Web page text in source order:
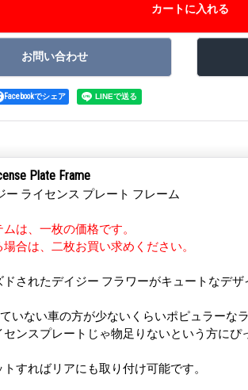
Facebookでシェア
Plate Frame
ー ライセンス プレート フレーム
は、一枚の価格です。
合は、二枚お買い求めください。
されたデイジー フラワーがキュートなデザ
いない車の方が少ないくらいポピュラーな
ンスプレートじゃ物足りないという方にぴ
すればリアにも取り付け可能です。